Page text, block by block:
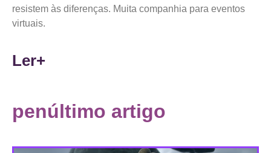
resistem às diferenças. Muita companhia para eventos
virtuais.
Ler+
penúltimo artigo